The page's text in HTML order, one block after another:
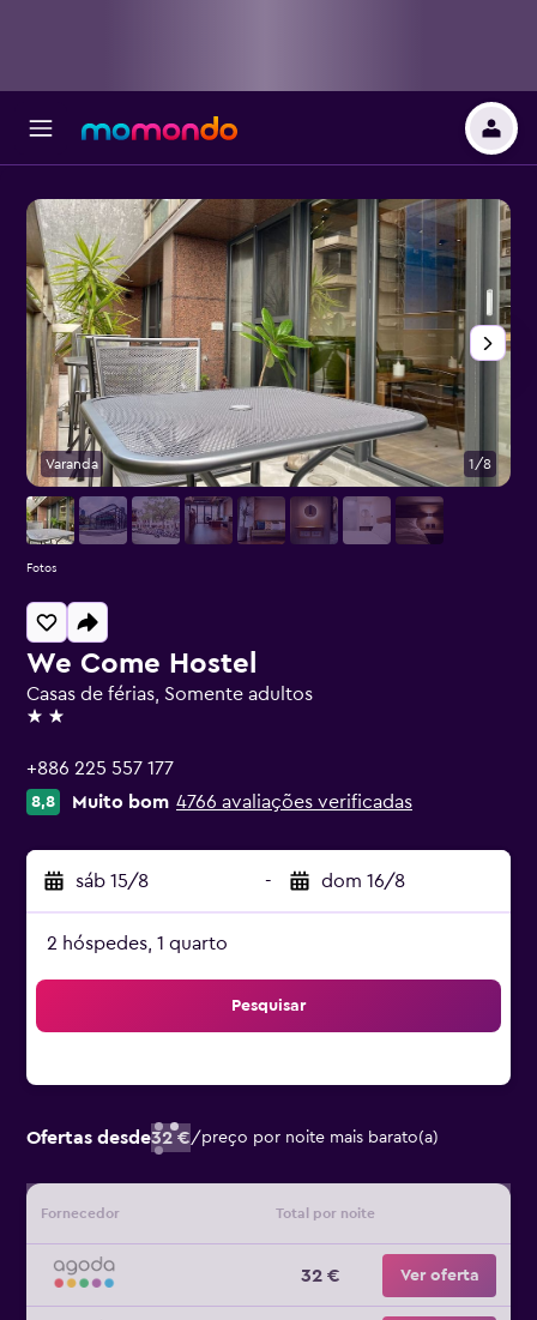
We Come Hostel
Casas de férias, Somente adultos
2 estrelas
+886 225 557 177
8,8 Muito bom 4766 avaliações verificadas
sáb 15/8 - dom 16/8
2 hóspedes, 1 quarto
Pesquisar
Ofertas desde32 €/preço por noite mais barato(a)
Fornecedor Total por noite
32 € Ver oferta
Varanda 1/8
Fotos